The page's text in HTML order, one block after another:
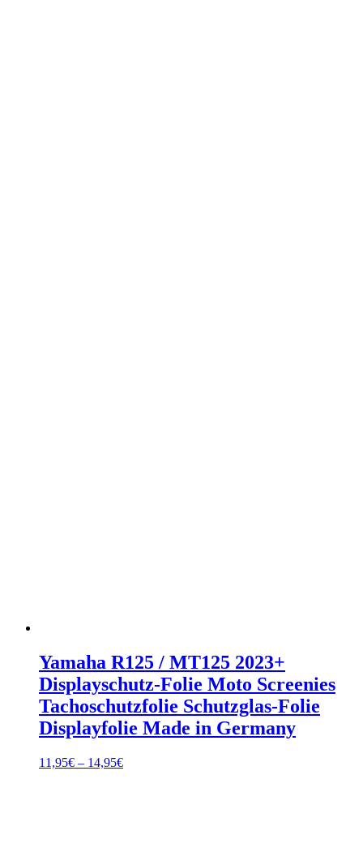
Yamaha R125 / MT125 2023+
Displayschutz-Folie Moto Screenies
Tachoschutzfolie Schutzglas-Folie
Displayfolie Made in Germany
11,95€ – 14,95€Preisspanne: